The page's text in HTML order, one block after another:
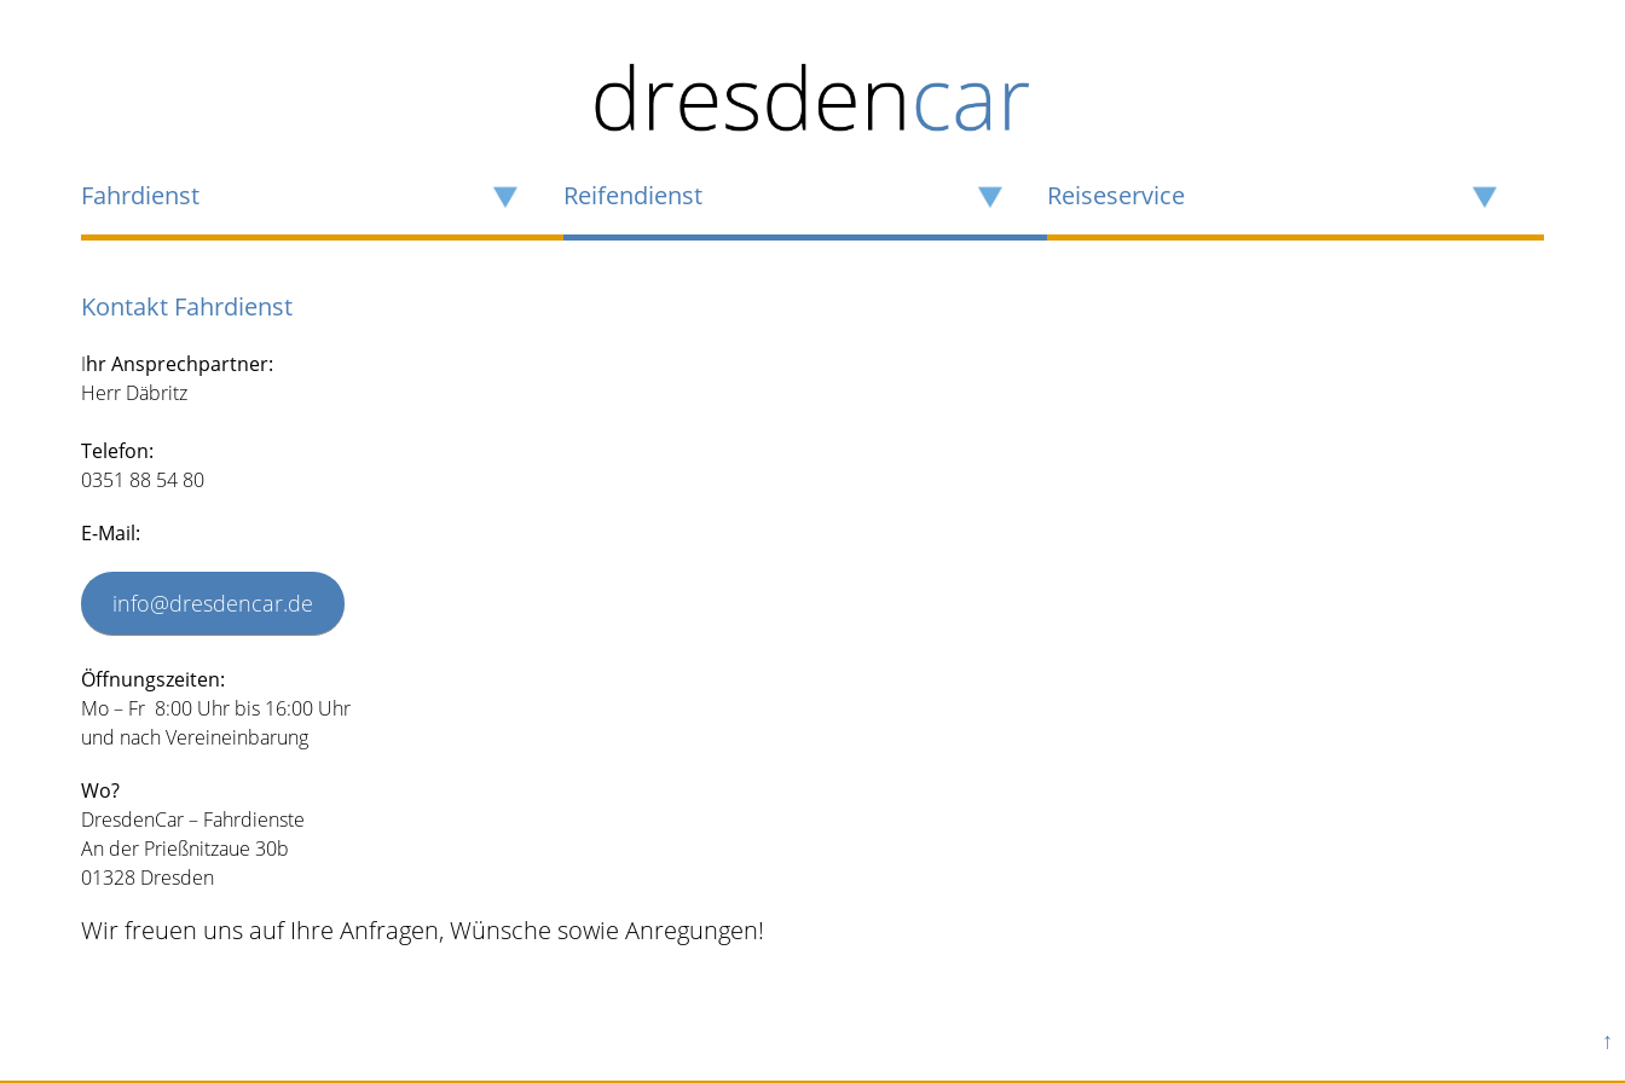
Fahrdienst Reifendienst Reiseservice
Kontakt Fahrdienst
Ihr Ansprechpartner:
Herr Däbritz
Telefon:
0351 88 54 80
E-Mail:
info@dresdencar.de
Öffnungszeiten:
Mo – Fr 8:00 Uhr bis 16:00 Uhr
und nach Vereineinbarung
Wo?
DresdenCar – Fahrdienste
An der Prießnitzaue 30b
01328 Dresden
Wir freuen uns auf Ihre Anfragen, Wünsche sowie Anregungen!
↑